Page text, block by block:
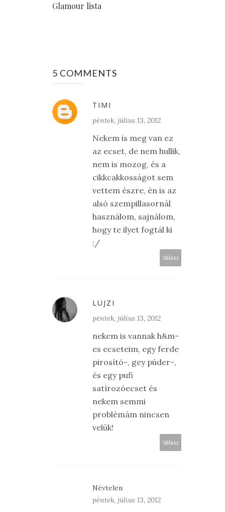
Glamour lista
5 COMMENTS
TIMI
péntek, július 13, 2012
Nekem is meg van ez
az ecset, de nem hullik,
nem is mozog, és a
cikkcakkosságot sem
vettem észre, én is az
alsó szempillasornál
használom, sajnálom,
hogy te ilyet fogtál ki
:/
Válasz
LUJZI
péntek, július 13, 2012
nekem is vannak h&m-
es ecseteim, egy ferde
pirosító-, gey púder-,
és egy pufi
satírozóecset és
nekem semmi
problémám nincsen
velük!
Válasz
Névtelen
péntek, július 13, 2012